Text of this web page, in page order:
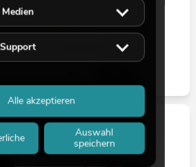
nur noch wenige verfügbar
Auswahl
speichern
Alle akzeptieren